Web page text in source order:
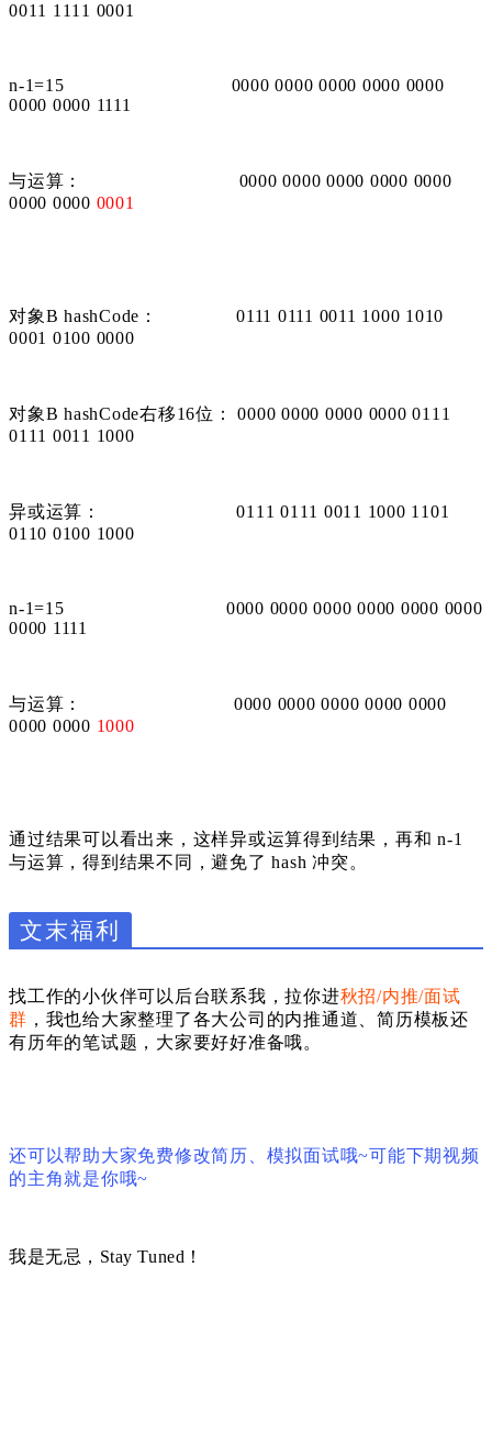
0011 1111 0001
n-1=15 0000 0000 0000 0000 0000
0000 0000 1111
与运算： 0000 0000 0000 0000 0000
0000 0000 0001
对象B hashCode： 0111 0111 0011 1000 1010
0001 0100 0000
对象B hashCode右移16位： 0000 0000 0000 0000 0111
0111 0011 1000
异或运算： 0111 0111 0011 1000 1101
0110 0100 1000
n-1=15 0000 0000 0000 0000 0000 0000
0000 1111
与运算： 0000 0000 0000 0000 0000
0000 0000 1000
通过结果可以看出来，这样异或运算得到结果，再和 n-1
与运算，得到结果不同，避免了 hash 冲突。
文末福利
找工作的小伙伴可以后台联系我，拉你进秋招/内推/面试
群 ，我也给大家整理了各大公司的内推通道、简历模板还
有历年的笔试题，大家要好好准备哦。
还可以帮助大家免费修改简历、模拟面试哦~可能下期视频
的主角就是你哦~
我是无忌，Stay Tuned！